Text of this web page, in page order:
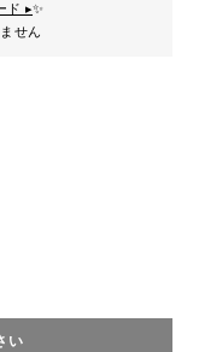
ド ▸✨
せん
い